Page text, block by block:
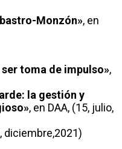
Monzón», en
toma de impulso»,
la gestión y
, en DAA, (15, julio,
diciembre,2021)